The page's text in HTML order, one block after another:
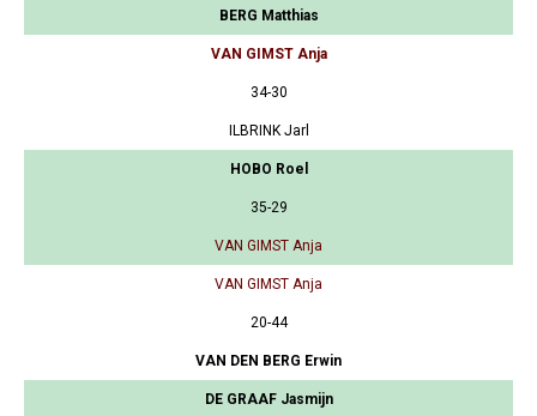
BERG Matthias
VAN GIMST Anja
34-30
ILBRINK Jarl
HOBO Roel
35-29
VAN GIMST Anja
VAN GIMST Anja
20-44
VAN DEN BERG Erwin
DE GRAAF Jasmijn